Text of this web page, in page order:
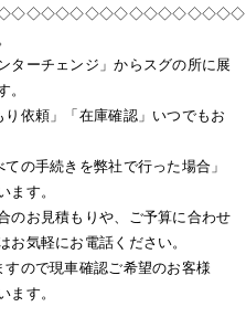
ターチェンジ」からスグの所に展
。
依頼」「在庫確認」いつでもお
の手続きを弊社で行った場合」
ます。
のお見積もりや、ご予算に合わせ
お気軽にお電話ください。
ので現車確認ご希望のお客様
ます。